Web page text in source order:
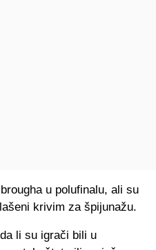
u polufinalu, ali su
krivim za špijunažu.
li su igrači bili u